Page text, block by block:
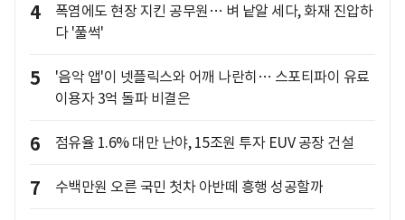
4
폭염에도 현장 지킨 공무원… 벼 낱알 세다, 화재 진압하
다 '풀썩'
5
'음악 앱'이 넷플릭스와 어깨 나란히… 스포티파이 유료
이용자 3억 돌파 비결은
6 점유율 1.6% 대만 난야, 15조원 투자 EUV 공장 건설
7 수백만원 오른 국민 첫차 아반떼 흥행 성공할까